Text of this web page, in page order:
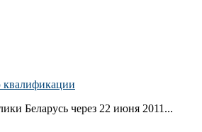
Беларусь через 22 июня 2011...